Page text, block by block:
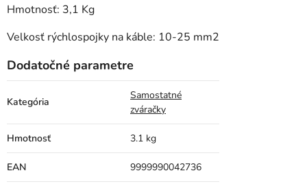
Hmotnosť: 3,1 Kg
Velkosť rýchlospojky na káble: 10-25 mm2
Dodatočné parametre
Kategória
Samostatné
zváračky
Hmotnosť 3.1 kg
EAN 9999990042736